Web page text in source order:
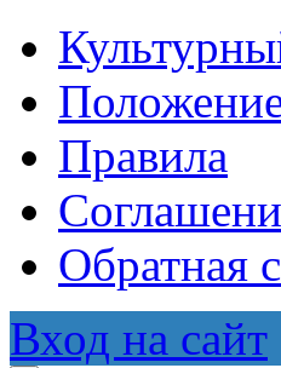
Правила
Обратная
Вход на сайт